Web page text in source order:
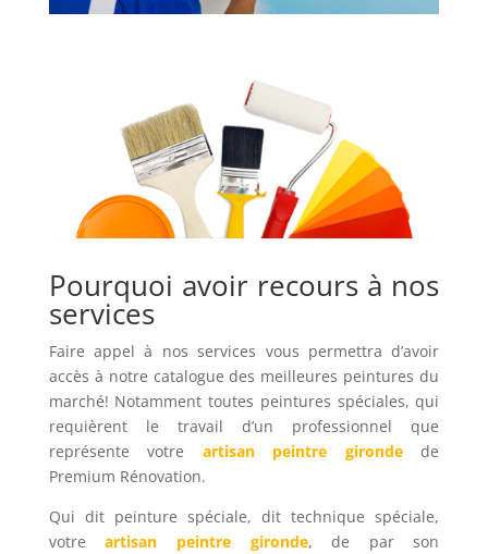
Pourquoi avoir recours à nos
services
Faire appel à nos services vous permettra d’avoir
accès à notre catalogue des meilleures peintures du
marché! Notamment toutes peintures spéciales, qui
requièrent le travail d’un professionnel que
représente votre artisan peintre girondede
Premium Rénovation.
Qui dit peinture spéciale, dit technique spéciale,
votreartisan peintre gironde, de par son